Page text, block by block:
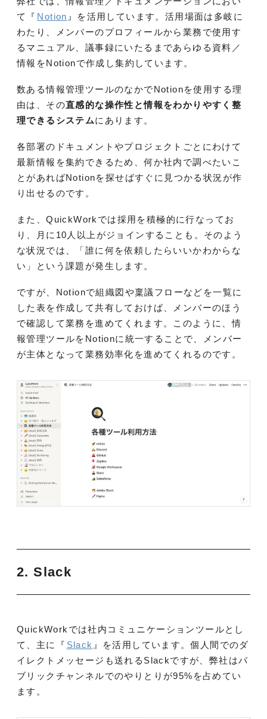
て『 Notion 』を活用しています。活用場面は多岐に
わたり、メンバーのプロフィールから業務で使用す
るマニュアル、議事録にいたるまであらゆる資料／
情報をNotionで作成し集約しています。
数ある情報管理ツールのなかでNotionを使用する理
由は、その直感的な操作性と情報をわかりやすく整
理できるシステムにあります。
各部署のドキュメントやプロジェクトごとにわけて
最新情報を集約できるため、何か社内で調べたいこ
とがあればNotionを探せばすぐに見つかる状況が作
り出せるのです。
また、QuickWorkでは採用を積極的に行なってお
り、月に10人以上がジョインすることも。そのよう
な状況では、「誰に何を依頼したらいいかわからな
い」という課題が発生します。
ですが、Notionで組織図や稟議フローなどを一覧に
した表を作成して共有しておけば、メンバーのほう
で確認して業務を進めてくれます。このように、情
報管理ツールをNotionに統一することで、メンバー
が主体となって業務効率化を進めてくれるのです。
2. Slack
QuickWorkでは社内コミュニケーションツールとし
て、主に『 Slack 』を活用しています。個人間でのダ
イレクトメッセージも送れるSlackですが、弊社はパ
ブリックチャンネルでのやりとりが95%を占めてい
ます。